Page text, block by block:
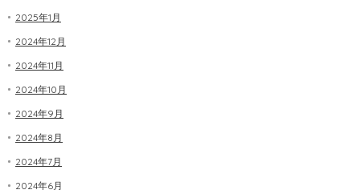
2025年1月
2024年12月
2024年11月
2024年10月
2024年9月
2024年8月
2024年7月
2024年6月